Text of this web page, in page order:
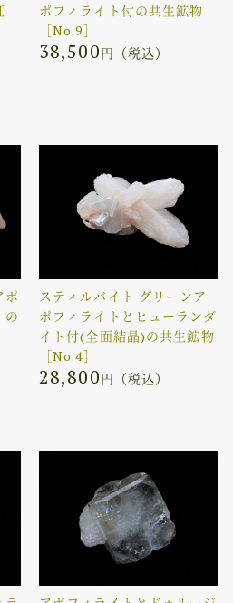
ポフィライト付の共生鉱物
［No.9］
38,500円（税込）
ポ
の
スティルバイト グリーンア
ポフィライトとヒューランダ
イト付(全面結晶)の共生鉱物
［No.4］
28,800円（税込）